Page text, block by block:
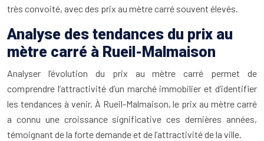
très convoité, avec des prix au mètre carré souvent élevés.
Analyse des tendances du prix au
mètre carré à Rueil-Malmaison
Analyser l’évolution du prix au mètre carré permet de
comprendre l’attractivité d’un marché immobilier et d’identifier
les tendances à venir. À Rueil-Malmaison, le prix au mètre carré
a connu une croissance significative ces dernières années,
témoignant de la forte demande et de l’attractivité de la ville.